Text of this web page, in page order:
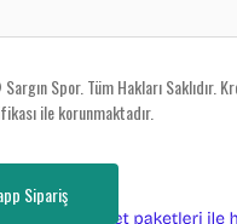
Sipariş
Spor. Tüm Hakları Saklıdır.
ile korunmaktadır.
e-